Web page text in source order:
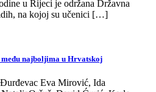
u Rijeci je održana Državna
na kojoj su učenici […]
među najboljima u Hrvatskoj
Eva Mirović, Ida